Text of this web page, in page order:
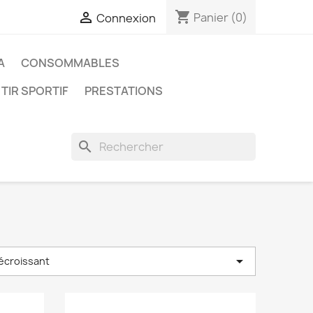
 Connexion shopping_cart Panier (0)
CONSOMMABLES
SPORTIF
PRESTATIONS
search
